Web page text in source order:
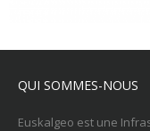
QUI SOMMES-NOUS
Euskalgeo est une